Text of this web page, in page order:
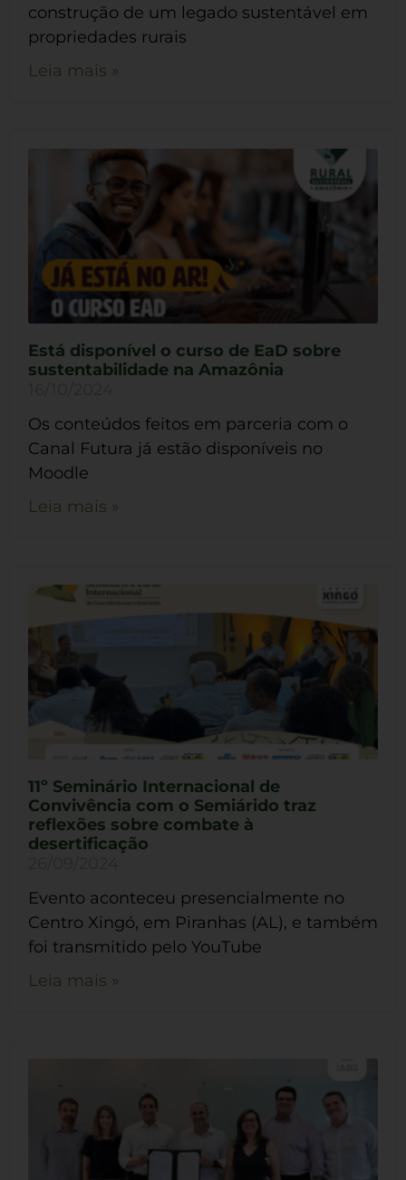
construção de um legado sustentável em
propriedades rurais
Leia mais »
Está disponível o curso de EaD sobre
sustentabilidade na Amazônia
Os conteúdos feitos em parceria com o
Canal Futura já estão disponíveis no
Moodle
Leia mais »
11º Seminário Internacional de
Convivência com o Semiárido traz
reflexões sobre combate à
desertificação
Evento aconteceu presencialmente no
Centro Xingó, em Piranhas (AL), e também
foi transmitido pelo YouTube
Leia mais »